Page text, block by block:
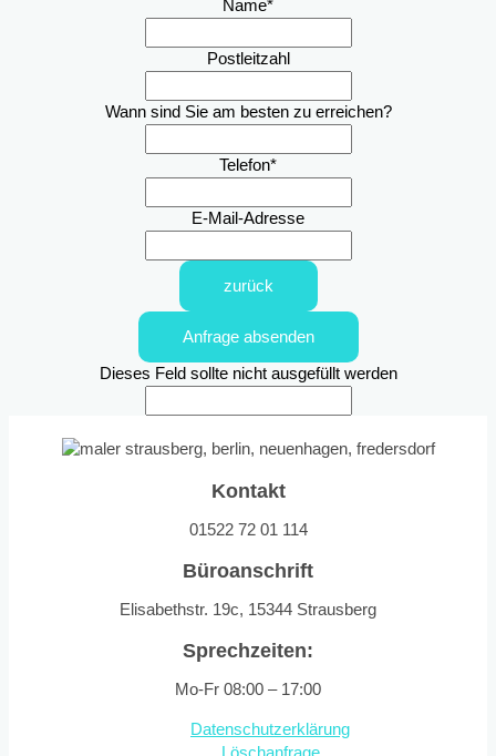
Name*
Postleitzahl
Wann sind Sie am besten zu erreichen?
Telefon*
E-Mail-Adresse
zurück
Anfrage absenden
Dieses Feld sollte nicht ausgefüllt werden
Kontakt
01522 72 01 114
Büroanschrift
Elisabethstr. 19c, 15344 Strausberg
Sprechzeiten:
Mo-Fr 08:00 – 17:00
Datenschutzerklärung
Löschanfrage